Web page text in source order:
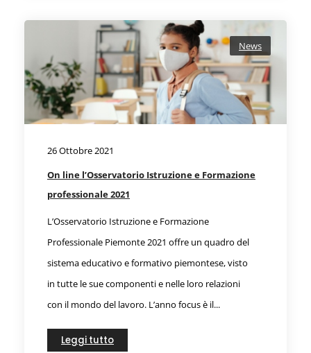
News
26 Ottobre 2021
On line l’Osservatorio Istruzione e Formazione
professionale 2021
L’Osservatorio Istruzione e Formazione
Professionale Piemonte 2021 offre un quadro del
sistema educativo e formativo piemontese, visto
in tutte le sue componenti e nelle loro relazioni
con il mondo del lavoro. L’anno focus è il...
Leggi tutto